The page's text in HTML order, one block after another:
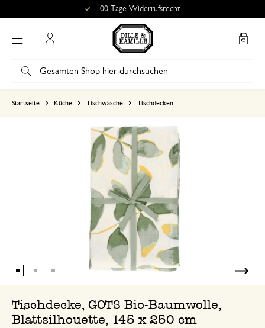
100 Tage Widerrufsrecht
Startseite Küche Tischwäsche Tischdecken
Tischdecke, GOTS Bio-Baumwolle,
Blattsilhouette, 145 x 250 cm